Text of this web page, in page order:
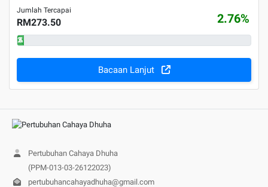
Jumlah Tercapai
RM273.50 2.76%
2.76%
Bacaan Lanjut
Pertubuhan Cahaya Dhuha
(PPM-013-03-26122023)
pertubuhancahayadhuha@gmail.com